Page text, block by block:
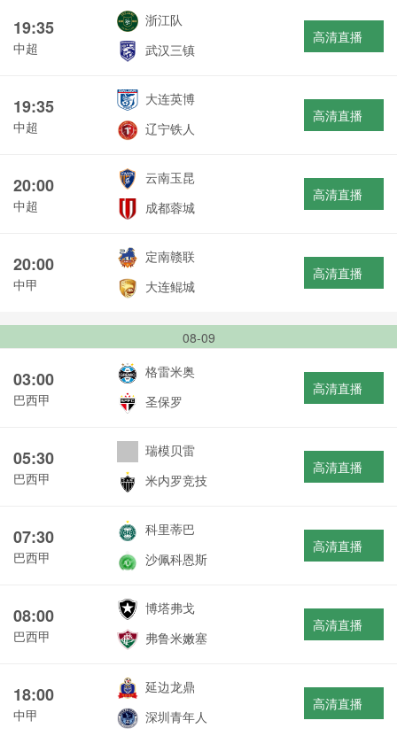
19:35
中超
浙江队
武汉三镇
高清直播
19:35
中超
大连英博
辽宁铁人
高清直播
20:00
中超
云南玉昆
成都蓉城
高清直播
20:00
中甲
定南赣联
大连鲲城
高清直播
08-09
03:00
巴西甲
格雷米奥
圣保罗
高清直播
05:30
巴西甲
瑞模贝雷
米内罗竞技
高清直播
07:30
巴西甲
科里蒂巴
沙佩科恩斯
高清直播
08:00
巴西甲
博塔弗戈
弗鲁米嫩塞
高清直播
18:00
中甲
延边龙鼎
深圳青年人
高清直播